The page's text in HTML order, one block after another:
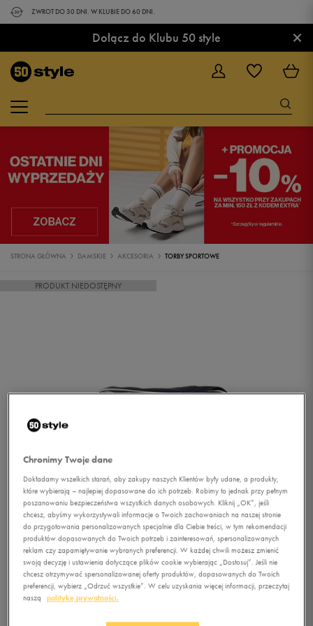
ZWROT DO 30 DNI. W KLUBIE DO 60 DNI.
Dołącz do Klubu 50 style ×
STRONA GŁÓWNA DAMSKIE AKCESORIA TORBY SPORTOWE
PRODUKT NIEDOSTĘPNY
Chronimy Twoje dane
Dokładamy wszelkich starań, aby zakupy naszych Klientów były udane, a produkty,
które wybierają – najlepiej dopasowane do ich potrzeb. Robimy to jednak przy pełnym
poszanowaniu bezpieczeństwa wszystkich danych osobowych. Kliknij „OK”, jeśli
chcesz, abyśmy wykorzystywali informacje o Twoich zachowaniach na naszej stronie
do przygotowania personalizowanych specjalnie dla Ciebie treści, w tym rekomendacji
produktów dopasowanych do Twoich potrzeb i zainteresowań, spersonalizowanych
reklam czy zapamiętywanie wybranych preferencji. W każdej chwili możesz zmienić
swoją decyzję i ustawienia dotyczące plików cookie wybierając „Dostosuj”. Jeśli nie
chcesz otrzymywać spersonalizowanej oferty produktów, dopasowanych do Twoich
preferencji, wybierz „Odrzuć wszystkie”. W celu uzyskania więcej informacji, przeczytaj
naszą
politykę prywatności.